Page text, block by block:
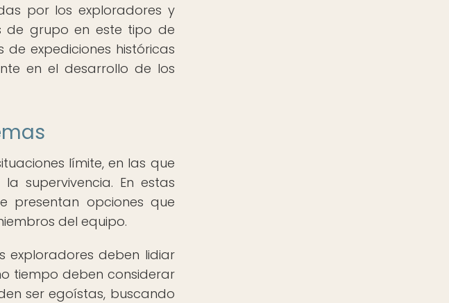
por los exploradores y
de grupo en este tipo de
de expediciones históricas
en el desarrollo de los
límite, en las que
supervivencia. En estas
presentan opciones que
del equipo.
exploradores deben lidiar
tiempo deben considerar
ser egoístas, buscando